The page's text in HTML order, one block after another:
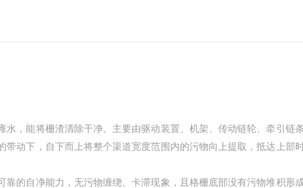
，能将栅渣清除干净。主要由驱动装置、机架、传动链轮、牵引链
动下，自下而上将整个渠道宽度范围内的污物向上提取，抵达上部
的自净能力，无污物缠绕、卡滞现象，且格栅底部没有污物堆积形